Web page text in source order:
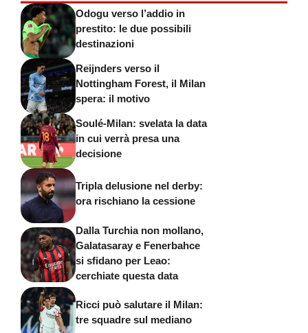
Odogu verso l’addio in
prestito: le due possibili
destinazioni
Reijnders verso il
Nottingham Forest, il Milan
spera: il motivo
Soulé-Milan: svelata la data
in cui verrà presa una
decisione
Tripla delusione nel derby:
ora rischiano la cessione
Dalla Turchia non mollano,
Galatasaray e Fenerbahce
si sfidano per Leao:
cerchiate questa data
Ricci può salutare il Milan:
tre squadre sul mediano